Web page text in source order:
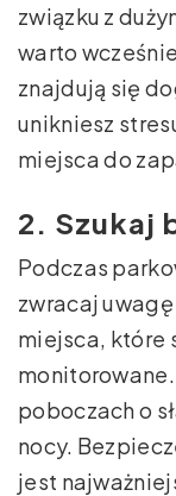
związku z
warto
znajdują się
unikniesz
miejsca do
2. Szukaj
Podczas
zwracaj
miejsca, które
poboczach o
nocy.
jest